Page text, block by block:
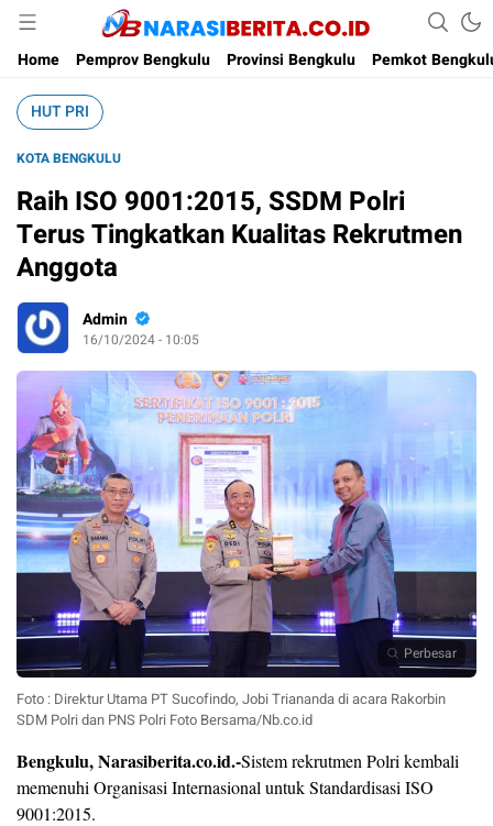
Narasi Berita
Home
Pemprov Bengkulu Provinsi Bengkulu Pemkot
HUT PRI
KOTA BENGKULU
Raih ISO 9001:2015, SSDM Polri
Terus Tingkatkan Kualitas Rekrutmen
Anggota
Admin
16/10/2024 - 10:05
Perbesar
Foto : Direktur Utama PT Sucofindo, Jobi Triananda di acara Rakorbin
SDM Polri dan PNS Polri Foto Bersama/Nb.co.id
Bengkulu, Narasiberita.co.id.-Sistem rekrutmen Polri kembali
memenuhi Organisasi Internasional untuk Standardisasi ISO
9001:2015.